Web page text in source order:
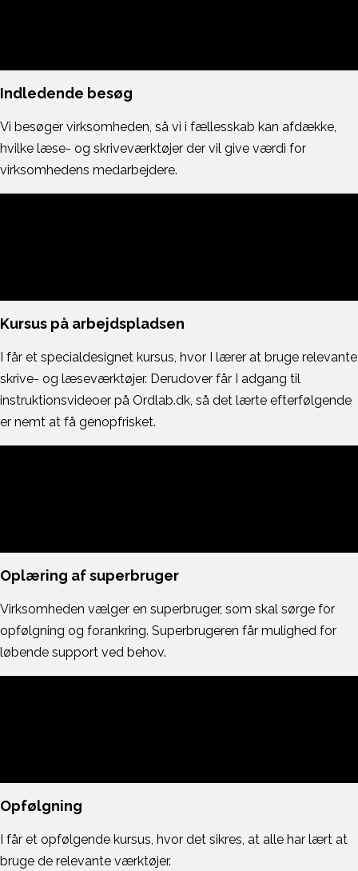
Indledende besøg
Vi besøger virksomheden, så vi i fællesskab kan afdække,
hvilke læse- og skriveværktøjer der vil give værdi for
virksomhedens medarbejdere.
Kursus på arbejdspladsen
I får et specialdesignet kursus, hvor I lærer at bruge relevante
skrive- og læseværktøjer. Derudover får I adgang til
instruktionsvideoer på Ordlab.dk, så det lærte efterfølgende
er nemt at få genopfrisket.
Oplæring af superbruger
Virksomheden vælger en superbruger, som skal sørge for
opfølgning og forankring. Superbrugeren får mulighed for
løbende support ved behov.
Opfølgning
I får et opfølgende kursus, hvor det sikres, at alle har lært at
bruge de relevante værktøjer.